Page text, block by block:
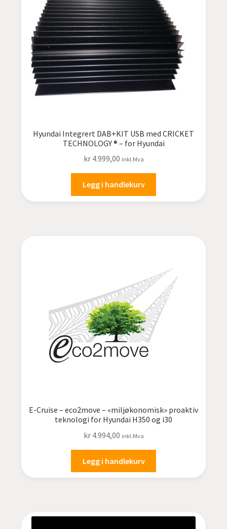
Hyundai Integrert DAB+KIT USB med CRICKET
TECHNOLOGY ® – for Hyundai
kr4.999,00 inkl.Mva
Legg i handlekurv
E-Cruise – eco2move – «miljøkonomisk» proaktiv
teknologi for Hyundai H350 og i30
kr4.994,00 inkl.Mva
Legg i handlekurv